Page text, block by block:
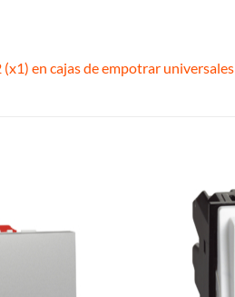
en cajas de empotrar universales